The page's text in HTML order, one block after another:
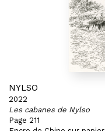
NYLSO
2022
Les cabanes de Nylso
Page 211